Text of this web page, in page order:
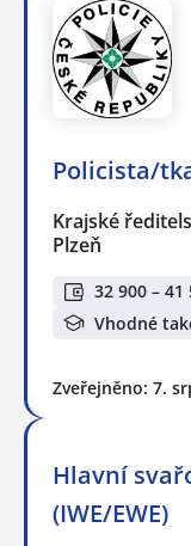
Policista/
Krajské
Plzeň
32 900 – 41
Vhodné
Zveřejněno: 7.
Hlavní
(IWE/EWE)